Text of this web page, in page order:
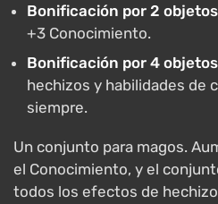
Bonificación por 2 objetos
+3 Conocimiento.
Bonificación por 4 objetos
hechizos y habilidades de
siempre.
Un conjunto para magos.
el Conocimiento, y el
todos los efectos de